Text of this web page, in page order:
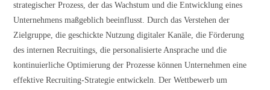
strategischer Prozess, der das Wachstum und die Entwicklung eines
Unternehmens maßgeblich beeinflusst. Durch das Verstehen der
Zielgruppe, die geschickte Nutzung digitaler Kanäle, die Förderung
des internen Recruitings, die personalisierte Ansprache und die
kontinuierliche Optimierung der Prozesse können Unternehmen eine
effektive Recruiting-Strategie entwickeln. Der Wettbewerb um